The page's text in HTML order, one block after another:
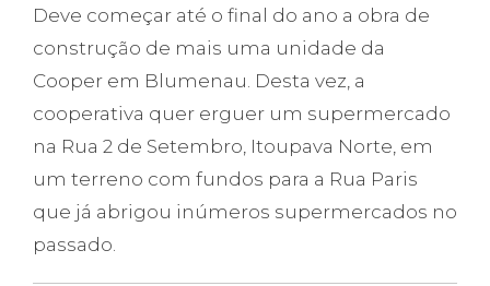
Deve começar até o final do ano a obra de
construção de mais uma unidade da
Cooper em Blumenau. Desta vez, a
cooperativa quer erguer um supermercado
na Rua 2 de Setembro, Itoupava Norte, em
um terreno com fundos para a Rua Paris
que já abrigou inúmeros supermercados no
passado.